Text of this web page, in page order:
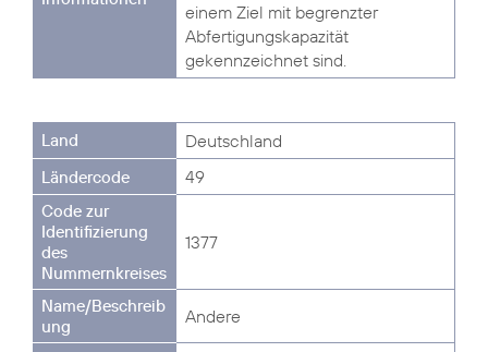
einem Ziel mit begrenzter
Abfertigungskapazität
gekennzeichnet sind.
Deutschland
49
1377
Andere